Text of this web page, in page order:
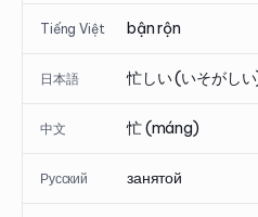
Tiếng Việt bận rộn
日本語 忙しい (いそがし
中文 忙 (máng)
Русский занятой